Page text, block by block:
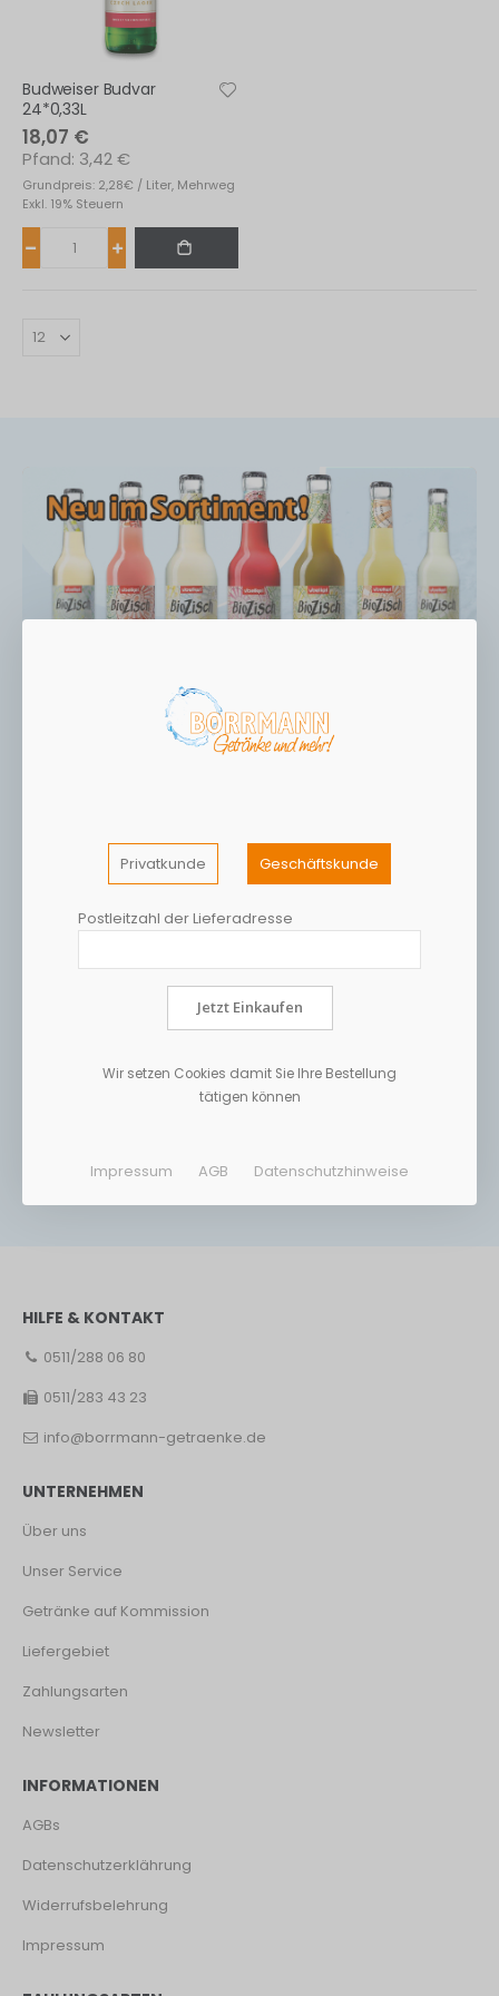
Budweiser Budvar
24*0,33L
18,07 €
Grundpreis: 2,28€ / Liter, Mehrweg
3,42 €
Exkl. 19% Steuern
HILFE & KONTAKT
0511/288 06 80
0511/283 43 23
info@borrmann-getraenke.de
UNTERNEHMEN
Über uns
Unser Service
Getränke auf Kommission
Liefergebiet
Zahlungsarten
Newsletter
INFORMATIONEN
AGBs
Datenschutzerklährung
Widerrufsbelehrung
Impressum
Privatkunde Geschäftskunde
Postleitzahl der Lieferadresse
Jetzt Einkaufen
Wir setzen Cookies damit Sie Ihre Bestellung
tätigen können
Impressum AGB Datenschutzhinweise